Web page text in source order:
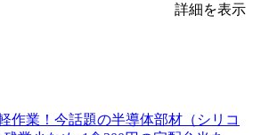
詳細を表示